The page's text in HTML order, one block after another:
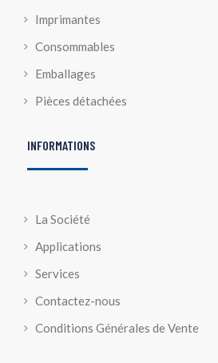
Imprimantes
Consommables
Emballages
Pièces détachées
INFORMATIONS
La Société
Applications
Services
Contactez-nous
Conditions Générales de Vente